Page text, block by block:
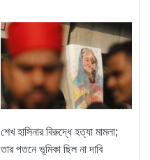
শেখ হাসিনার বিরুদ্ধে হত্যা মামলা;
তার পতনে ভূমিকা ছিল না দাবি